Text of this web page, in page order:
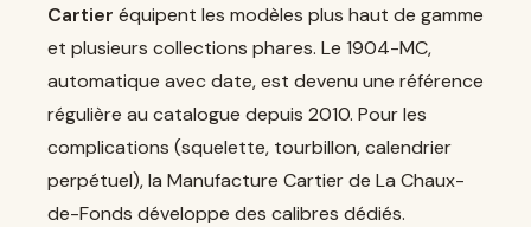
Cartier équipent les modèles plus haut de gamme
et plusieurs collections phares. Le 1904-MC,
automatique avec date, est devenu une référence
régulière au catalogue depuis 2010. Pour les
complications (squelette, tourbillon, calendrier
perpétuel), la Manufacture Cartier de La Chaux-
de-Fonds développe des calibres dédiés.